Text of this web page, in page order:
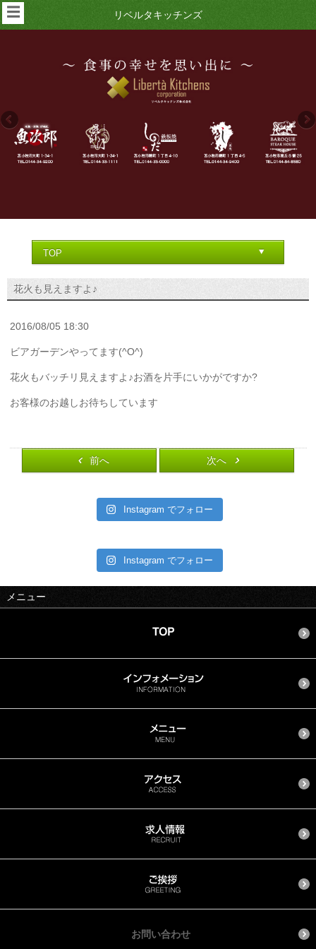
リベルタキッチンズ
☰
花火も見えますよ♪
2016/08/05 18:30
ビアガーデンやってます(^O^)
花火もバッチリ見えますよ♪お酒を片手にいかがですか?
お客様のお越しお待ちしています
前へ 次へ
Instagram でフォロー
Instagram でフォロー
メニュー
お問い合わせ